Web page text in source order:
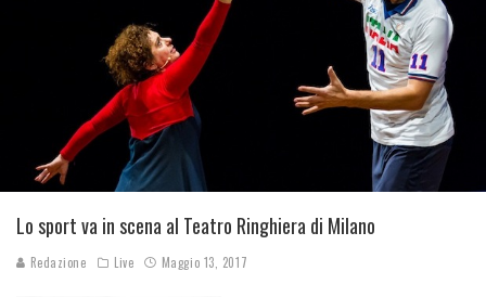
Lo sport va in scena al Teatro Ringhiera di Milano
Redazione Live Maggio 13, 2017